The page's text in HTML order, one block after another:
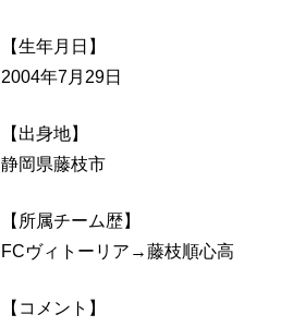
【生年月日】
2004年7月29日
【出身地】
静岡県藤枝市
【所属チーム歴】
FCヴィトーリア→藤枝順心高
【コメント】